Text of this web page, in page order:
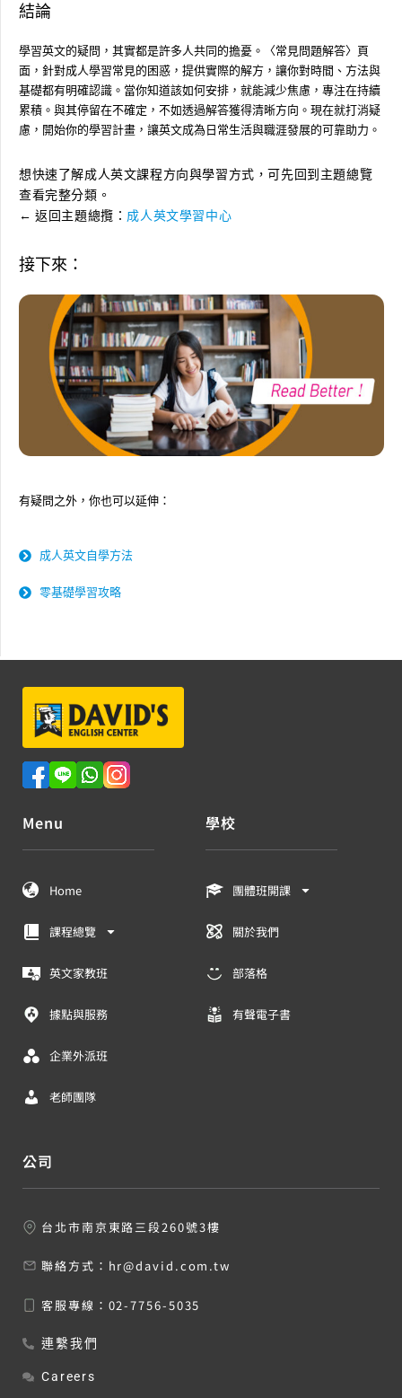
結論
學習英文的疑問，其實都是許多人共同的擔憂。〈常見問題解答〉頁
面，針對成人學習常見的困惑，提供實際的解方，讓你對時間、方法與
基礎都有明確認識。當你知道該如何安排，就能減少焦慮，專注在持續
累積。與其停留在不確定，不如透過解答獲得清晰方向。現在就打消疑
慮，開始你的學習計畫，讓英文成為日常生活與職涯發展的可靠助力。
想快速了解成人英文課程方向與學習方式，可先回到主題總覽
查看完整分類。
← 返回主題總攬： 成人英文學習中心
接下來：
有疑問之外，你也可以延伸：
成人英文自學方法
零基礎學習攻略
Menu
Home
課程總覽
英文家教班
據點與服務
企業外派班
老師團隊
學校
團體班開課
關於我們
部落格
有聲電子書
公司
台北市南京東路三段260號3樓
聯絡方式： hr@david.com.tw
客服專線： 02-7756-5035
連繫我們
Careers